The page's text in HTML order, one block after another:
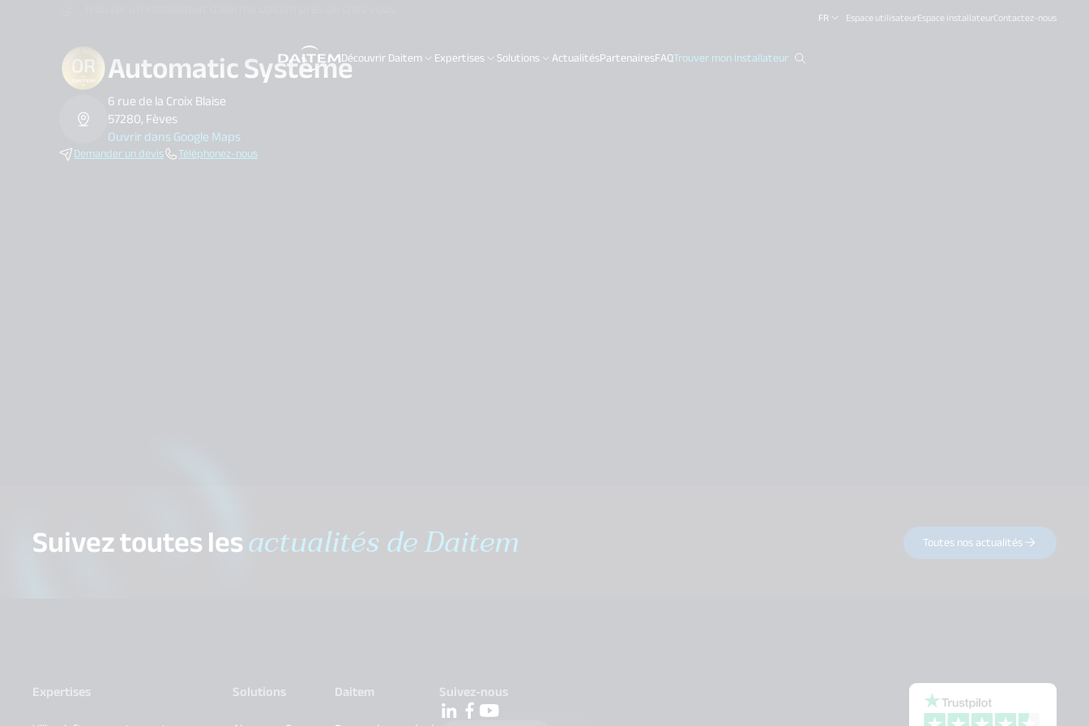
FR Espace utilisateurEspace installateurContactez-nous
Découvrir Daitem Expertises Solutions ActualitésPartenairesFAQTrouver mon installateur
search.label
Automatic Système
6 rue de la Croix Blaise
57280, Fèves
Ouvrir dans Google Maps
Demander un devis Téléphonez-nous
Suivez toutes lesactualités de Daitem Toutes nos actualités
Expertises
Solutions
Daitem
Suivez-nous